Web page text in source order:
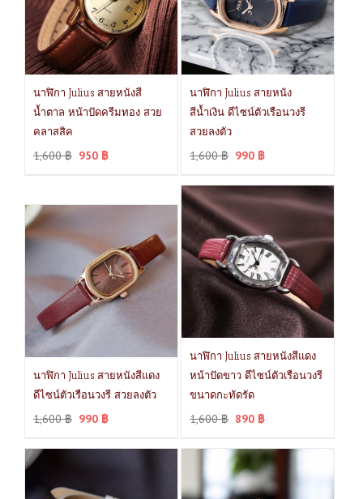
นาฬิกา Julius สายหนังสี
น้ำตาล หน้าปัดครีมทอง สวย
คลาสสิค
1,600฿ 950 ฿
นาฬิกา Julius สายหนัง
สีน้ำเงิน ดีไซน์ตัวเรือนวงรี
สวยลงตัว
1,600฿ 990 ฿
นาฬิกา Julius สายหนังสีแดง
ดีไซน์ตัวเรือนวงรี สวยลงตัว
1,600฿ 990 ฿
นาฬิกา Julius สายหนังสีแดง
หน้าปัดขาว ดีไซน์ตัวเรือนวงรี
ขนาดกะทัดรัด
1,600฿ 890 ฿